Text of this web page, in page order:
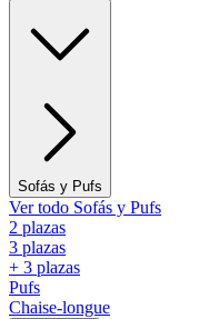
Sofás y Pufs
Ver todo Sofás y Pufs
2 plazas
3 plazas
+ 3 plazas
Pufs
Chaise-longue